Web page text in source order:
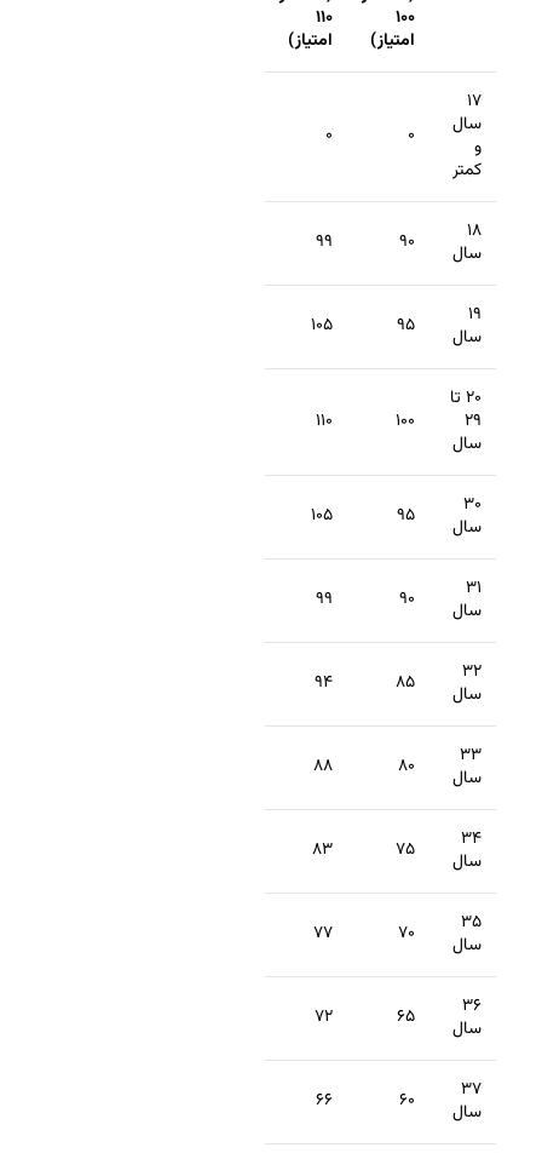
۱۰۰
امتیاز)
۱۱۰
امتیاز)
۱۷
سال
و
کمتر
۰ ۰
۱۸
سال
۹۰ ۹۹
۱۹
سال
۹۵ ۱۰۵
۲۰ تا
۲۹
سال
۱۰۰ ۱۱۰
۳۰
سال
۹۵ ۱۰۵
۳۱
سال
۹۰ ۹۹
۳۲
سال
۸۵ ۹۴
۳۳
سال
۸۰ ۸۸
۳۴
سال
۷۵ ۸۳
۳۵
سال
۷۰ ۷۷
۳۶
سال
۶۵ ۷۲
۳۷
سال
۶۰ ۶۶